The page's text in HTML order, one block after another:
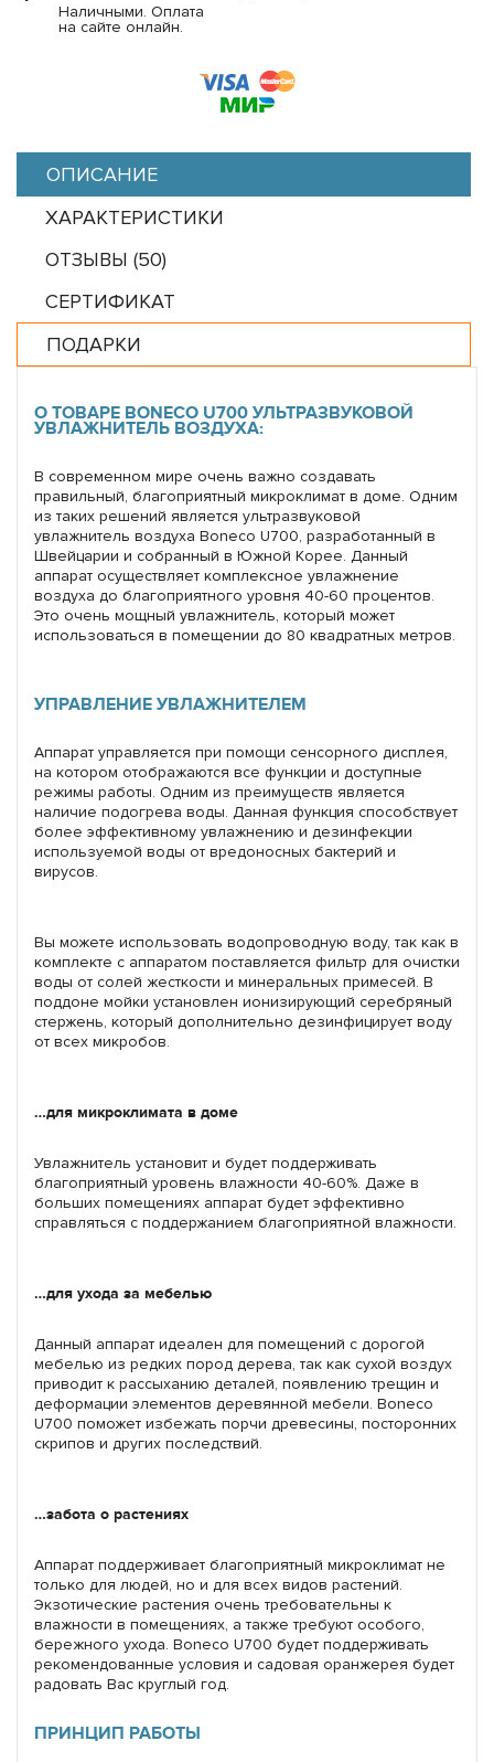
Наличными. Оплата
на сайте онлайн.
ОПИСАНИЕ
ХАРАКТЕРИСТИКИ
ОТЗЫВЫ (50)
СЕРТИФИКАТ
ПОДАРКИ
О ТОВАРЕ BONECO U700 УЛЬТРАЗВУКОВОЙ
УВЛАЖНИТЕЛЬ ВОЗДУХА:
В современном мире очень важно создавать
правильный, благоприятный микроклимат в доме. Одним
из таких решений является ультразвуковой
увлажнитель воздуха Boneco U700, разработанный в
Швейцарии и собранный в Южной Корее. Данный
аппарат осуществляет комплексное увлажнение
воздуха до благоприятного уровня 40-60 процентов.
Это очень мощный увлажнитель, который может
использоваться в помещении до 80 квадратных метров.
УПРАВЛЕНИЕ УВЛАЖНИТЕЛЕМ
Аппарат управляется при помощи сенсорного дисплея,
на котором отображаются все функции и доступные
режимы работы. Одним из преимуществ является
наличие подогрева воды. Данная функция способствует
более эффективному увлажнению и дезинфекции
используемой воды от вредоносных бактерий и
вирусов.
Вы можете использовать водопроводную воду, так как в
комплекте с аппаратом поставляется фильтр для очистки
воды от солей жесткости и минеральных примесей. В
поддоне мойки установлен ионизирующий серебряный
стержень, который дополнительно дезинфицирует воду
от всех микробов.
…для микроклимата в доме
Увлажнитель установит и будет поддерживать
благоприятный уровень влажности 40-60%. Даже в
больших помещениях аппарат будет эффективно
справляться с поддержанием благоприятной влажности.
…для ухода за мебелью
Данный аппарат идеален для помещений с дорогой
мебелью из редких пород дерева, так как сухой воздух
приводит к рассыханию деталей, появлению трещин и
деформации элементов деревянной мебели. Boneco
U700 поможет избежать порчи древесины, посторонних
скрипов и других последствий.
…забота о растениях
Аппарат поддерживает благоприятный микроклимат не
только для людей, но и для всех видов растений.
Экзотические растения очень требовательны к
влажности в помещениях, а также требуют особого,
бережного ухода. Boneco U700 будет поддерживать
рекомендованные условия и садовая оранжерея будет
радовать Вас круглый год.
ПРИНЦИП РАБОТЫ